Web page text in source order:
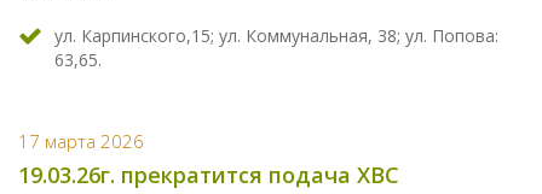
ул. Карпинского,15; ул. Коммунальная, 38; ул. Попова:
63,65.
17 марта 2026
19.03.26г. прекратится подача ХВС